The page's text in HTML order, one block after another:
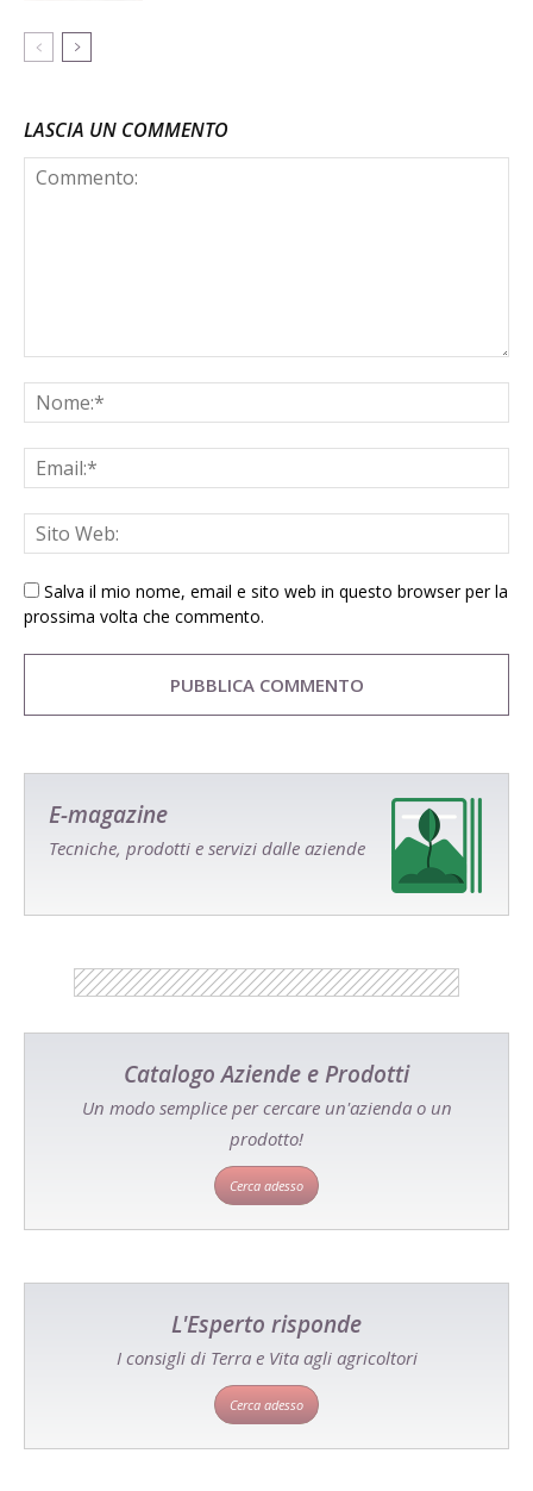
LASCIA UN COMMENTO
Salva il mio nome, email e sito web in questo browser per la
prossima volta che commento.
E-magazine
Tecniche, prodotti e servizi dalle aziende
Catalogo Aziende e Prodotti
Un modo semplice per cercare un'azienda o un
prodotto!
Cerca adesso
L'Esperto risponde
I consigli di Terra e Vita agli agricoltori
Cerca adesso